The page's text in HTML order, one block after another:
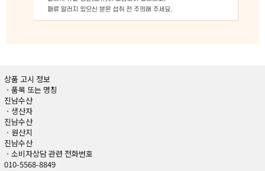
상품 고시 정보
ㆍ품목 또는 명칭
진남수산
ㆍ생산자
진남수산
ㆍ원산지
진남수산
ㆍ소비자상담 관련 전화번호
010-5568-8849